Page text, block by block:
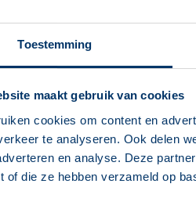
Toestemming
maakt gebruik van cookies
cookies om content en
te analyseren. Ook delen
en analyse. Deze
of die ze hebben verzameld op
bijna de helft samen
kort daarna.
van de gevallen samen met
kun je ze gebruiken. Als je
logische volgende stap is. Dat